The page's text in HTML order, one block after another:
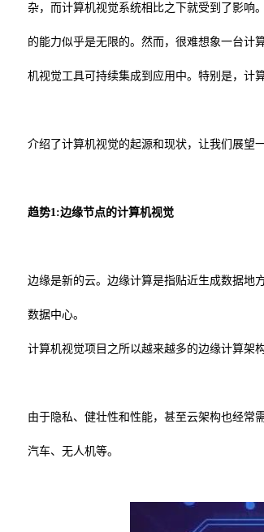
杂，而计算机视觉系统相比之下就受到了影响
的能力似乎是无限的。然而，很难想象一台计
机视觉工具可持续集成到应用中。特别是，计
介绍了计算机视觉的起源和现状，让我们展望
趋势1:边缘节点的计算机视觉
边缘是新的云。边缘计算是指贴近生成数据地
数据中心。
计算机视觉项目之所以越来越多的边缘计算架
由于隐私、健壮性和性能，甚至云架构也经常
汽车、无人机等。